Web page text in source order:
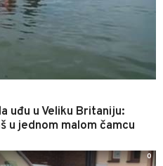
uđu u Veliku Britaniju:
u jednom malom čamcu
0